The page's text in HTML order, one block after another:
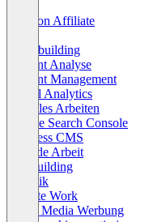
Amazon Affiliate
Brandbuilding
Content Analyse
Content Management
Digital Analytics
Flexibles Arbeiten
Google Search Console
Headless CMS
Hybride Arbeit
Linkbuilding
Logistik
Remote Work
Social Media Werbung